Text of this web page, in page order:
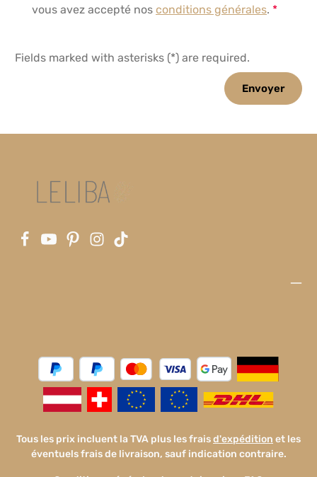
vous avez accepté nos conditions générales. *
Fields marked with asterisks (*) are required.
Envoyer
Tous les prix incluent la TVA plus les fraisd'expédition et les
éventuels frais de livraison, sauf indication contraire.